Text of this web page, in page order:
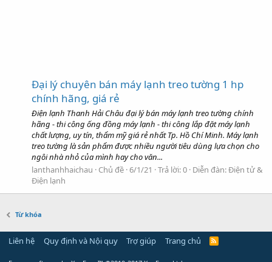
Đại lý chuyên bán máy lạnh treo tường 1 hp
chính hãng, giá rẻ
Điện lạnh Thanh Hải Châu đại lý bán máy lạnh treo tường chính
hãng - thi công ống đồng máy lạnh - thi công lắp đặt máy lạnh
chất lượng, uy tín, thẩm mỹ giá rẻ nhất Tp. Hồ Chí Minh. Máy lạnh
treo tường là sản phẩm được nhiều người tiêu dùng lựa chọn cho
ngôi nhà nhỏ của mình hay cho văn...
lanthanhhaichau
Chủ đề 6/1/21 Trả lời: 0 Diễn đàn:Điện tử &
Điện lạnh
Từ khóa
Liên hệ Quy định và Nội quy Trợ giúp Trang chủ